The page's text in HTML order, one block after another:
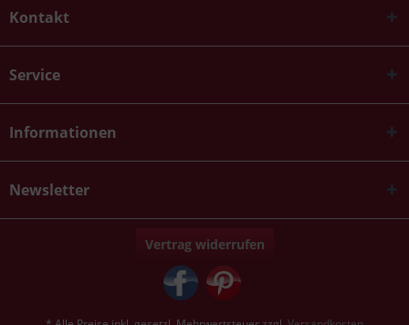
Kontakt
Service
Informationen
Newsletter
Vertrag widerrufen